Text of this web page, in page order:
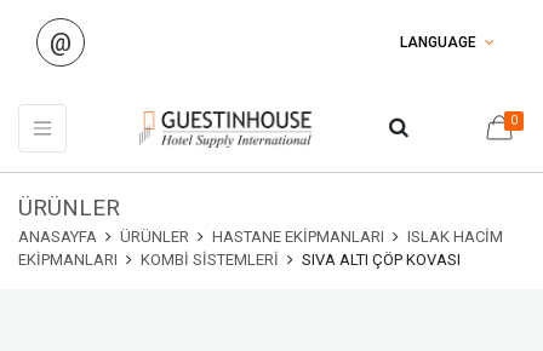
@ LANGUAGE
0
ÜRÜNLER
ANASAYFA ÜRÜNLER HASTANE EKIPMANLARI
ISLAK HACIM
EKIPMANLARI
KOMBI SISTEMLERI SIVA ALTI ÇÖP KOVASI